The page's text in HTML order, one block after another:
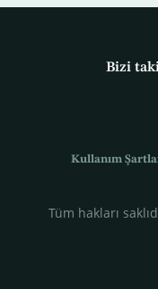
Bizi
Kullanım
Tüm hakları